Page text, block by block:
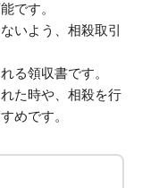
です。
いよう、相殺取引
る領収書です。
た時や、相殺を行
めです。